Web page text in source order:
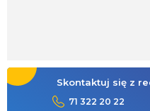
Skontaktuj się z
71 322 20 22